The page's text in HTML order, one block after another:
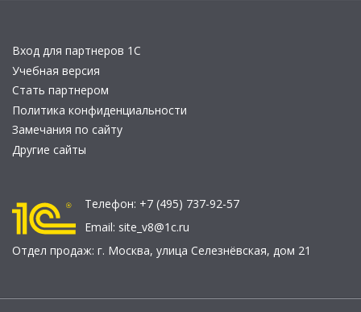
Вход для партнеров 1С
Учебная версия
Стать партнером
Политика конфиденциальности
Замечания по сайту
Другие сайты
Телефон: +7 (495) 737-92-57
Email: site_v8@1c.ru
Отдел продаж: г. Москва, улица Селезнёвская, дом 21